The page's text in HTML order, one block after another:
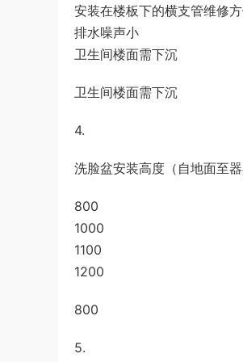
安装在楼板下的横支管维修
排水噪声小
卫生间楼面需下沉
卫生间楼面需下沉
4.
洗脸盆安装高度（自地面至
800
1000
1100
1200
800
5.